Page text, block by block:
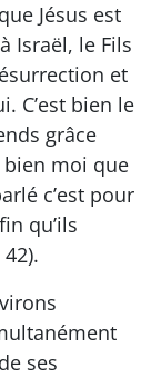
Jésus est
Israël, le Fils
et
C’est bien le
grâce
bien moi que
c’est pour
qu’ils
ses